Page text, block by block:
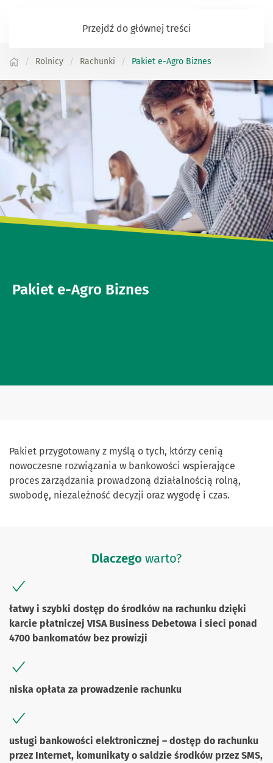
Przejdź do głównej treści
Rolnicy Rachunki Pakiet e-Agro Biznes
Pakiet e-Agro Biznes
Pakiet przygotowany z myślą o tych, którzy cenią
nowoczesne rozwiązania w bankowości wspierające
proces zarządzania prowadzoną działalnością rolną,
swobodę, niezależność decyzji oraz wygodę i czas.
Dlaczego warto?
łatwy i szybki dostęp do środków na rachunku dzięki
karcie płatniczej VISA Business Debetowa i sieci ponad
4700 bankomatów bez prowizji
niska opłata za prowadzenie rachunku
usługi bankowości elektronicznej – dostęp do rachunku
przez Internet, komunikaty o saldzie środków przez SMS,